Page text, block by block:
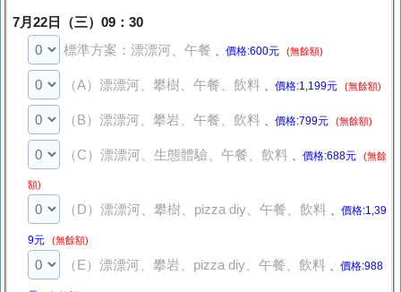
7月22日（三）09：30
標準方案：漂漂河、午餐 、價格:600元 (無餘額)
（A）漂漂河、攀樹、午餐、飲料 、價格:1,199元 (無餘額)
（B）漂漂河、攀岩、午餐、飲料 、價格:799元 (無餘額)
（C）漂漂河、生態體驗、午餐、飲料 、價格:688元 (無餘
額)
（D）漂漂河、攀樹、pizza diy、午餐、飲料 、價格:1,39
9元 (無餘額)
（E）漂漂河、攀岩、pizza diy、午餐、飲料 、價格:988